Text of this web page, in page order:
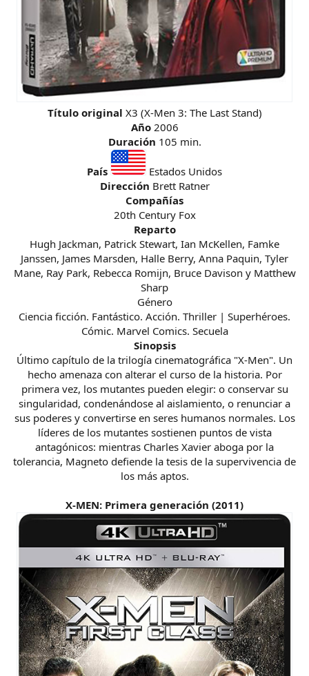
Título original X3 (X-Men 3: The Last Stand)
Año2006
Duración 105 min.
País
Estados Unidos
Dirección Brett Ratner
Compañías
20th Century Fox
Reparto
Hugh Jackman, Patrick Stewart, Ian McKellen, Famke
Janssen, James Marsden, Halle Berry, Anna Paquin, Tyler
Mane, Ray Park, Rebecca Romijn, Bruce Davison y Matthew
Sharp
Género
Ciencia ficción. Fantástico. Acción. Thriller | Superhéroes.
Cómic. Marvel Comics. Secuela
Sinopsis
Último capítulo de la trilogía cinematográfica "X-Men". Un
hecho amenaza con alterar el curso de la historia. Por
primera vez, los mutantes pueden elegir: o conservar su
singularidad, condenándose al aislamiento, o renunciar a
sus poderes y convertirse en seres humanos normales. Los
líderes de los mutantes sostienen puntos de vista
antagónicos: mientras Charles Xavier aboga por la
tolerancia, Magneto defiende la tesis de la supervivencia de
los más aptos.
X-MEN: Primera generación (2011)